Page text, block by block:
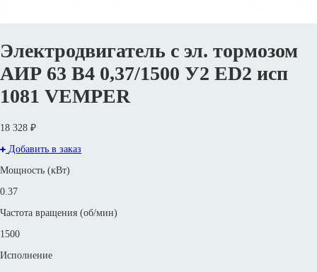
Электродвигатель с эл. тормозом
АИР 63 В4 0,37/1500 У2 ED2 исп
1081 VEMPER
18 328 ₽
Добавить в заказ
Мощность (кВт)
0.37
Частота вращения (об/мин)
1500
Исполнение